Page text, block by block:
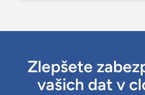
Zlepšete
vašich dat v